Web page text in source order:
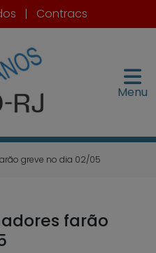
| Contracs
Menu
greve no dia 02/05
farão